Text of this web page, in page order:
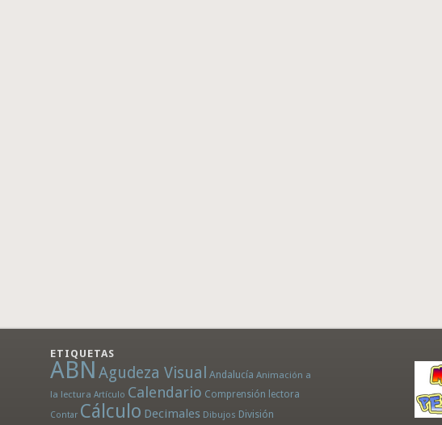
ETIQUETAS
ABN Agudeza Visual Andalucía Animación a
la lectura Artículo Calendario Comprensión lectora
Contar Cálculo Decimales Dibujos División